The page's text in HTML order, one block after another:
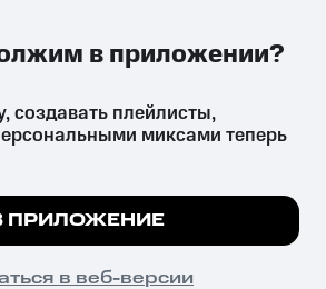
ПРИЛОЖЕНИЕ
их аналогов причиняет вред здоровью,
запрещён и влечёт установленную
чтобы на сайте все
ПОНЯТНО
создавать плейлисты,
миксами теперь
ПРИЛОЖЕНИЕ
в веб-версии